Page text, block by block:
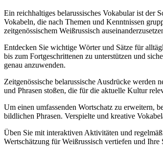
Ein reichhaltiges belarussisches Vokabular ist der
Vokabeln, die nach Themen und Kenntnissen
zeitgenössischem Weißrussisch
Entdecken Sie wichtige Wörter und Sätze für
bis zum Fortgeschrittenen zu unterstützen und
genau anzuwenden.
Zeitgenössische belarussische Ausdrücke
und Phrasen stoßen, die für die aktuelle Kultur
Um einen umfassenden Wortschatz zu erweitern,
bildlichen Phrasen. Verspielte und kreative
Üben Sie mit interaktiven Aktivitäten und
Wertschätzung für Weißrussisch vertiefen und Ihre